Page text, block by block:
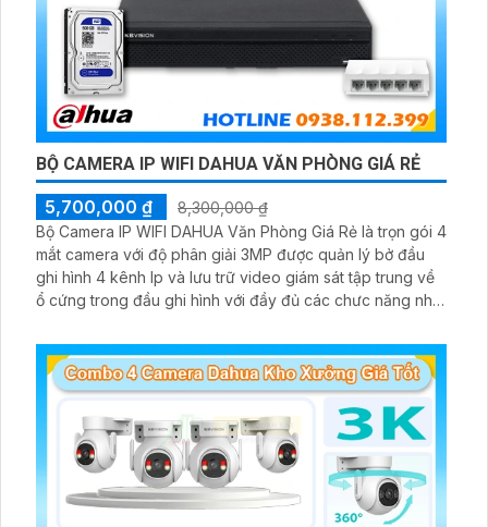
BỘ CAMERA IP WIFI DAHUA VĂN PHÒNG GIÁ RẺ
5,700,000 ₫
8,300,000 ₫
Bộ Camera IP WIFI DAHUA Văn Phòng Giá Rẻ là trọn gói 4
mắt camera với độ phân giải 3MP được quản lý bở đầu
ghi hình 4 kênh Ip và lưu trữ video giám sát tập trung về
ổ cứng trong đầu ghi hình với đầy đủ các chưc năng như
giám sát có màu vào ban đêm